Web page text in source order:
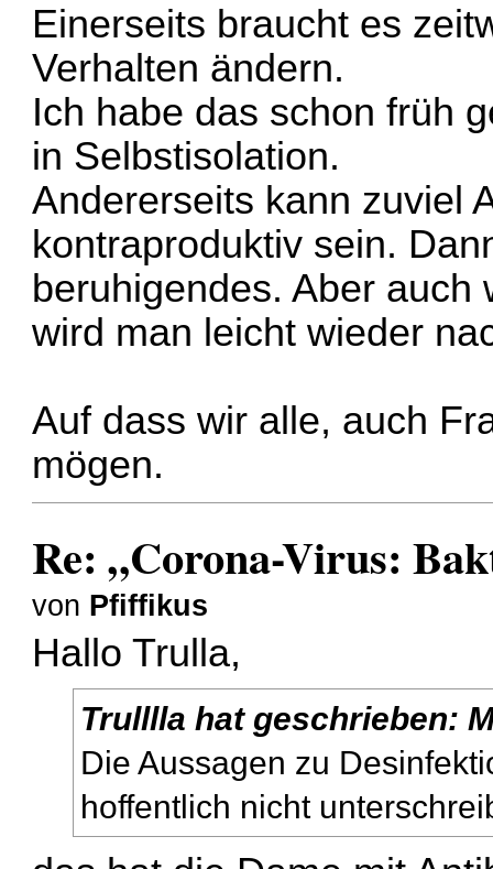
Einerseits braucht es
Verhalten ändern.
Ich habe das schon früh
in Selbstisolation.
Andererseits kann zuviel
kontraproduktiv sein.
beruhigendes. Aber
wird man leicht wieder
Auf dass wir alle, auch
mögen.
Re: „Corona-Virus:
von Pfiffikus
Hallo Trulla,
Trulllla hat geschrieben:
Die Aussagen zu
hoffentlich nicht